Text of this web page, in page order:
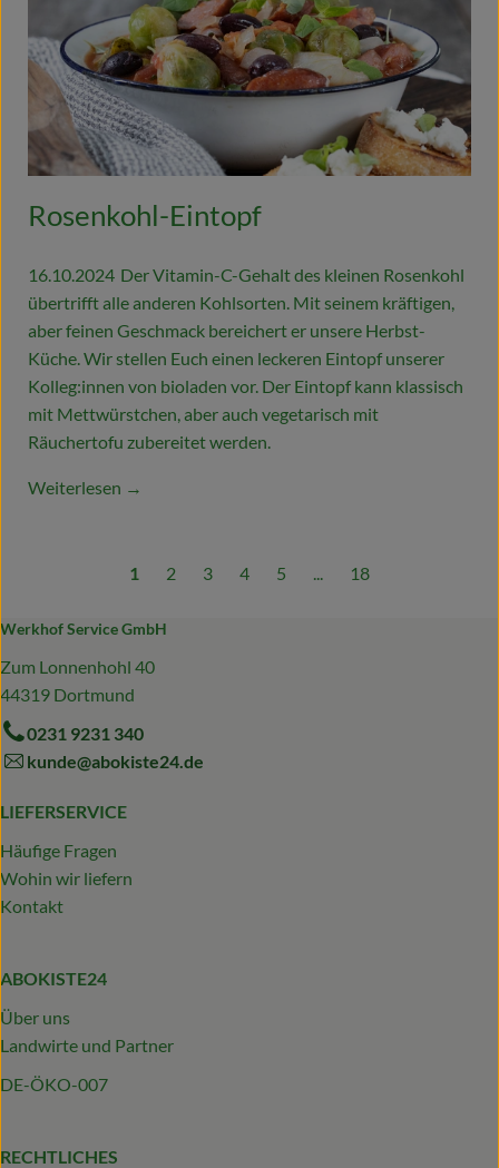
Rosenkohl-Eintopf
16.10.2024 Der Vitamin-C-Gehalt des kleinen Rosenkohl
übertrifft alle anderen Kohlsorten. Mit seinem kräftigen,
aber feinen Geschmack bereichert er unsere Herbst-
Küche. Wir stellen Euch einen leckeren Eintopf unserer
Kolleg:innen von bioladen vor. Der Eintopf kann klassisch
mit Mettwürstchen, aber auch vegetarisch mit
Räuchertofu zubereitet werden.
Weiterlesen →
1 2 3 4 5 ... 18
Werkhof Service GmbH
Zum Lonnenhohl 40
44319 Dortmund
0231 9231 340
kunde@abokiste24.de
LIEFERSERVICE
Häufige Fragen
Wohin wir liefern
Kontakt
ABOKISTE24
Über uns
Landwirte und Partner
DE-ÖKO-007
RECHTLICHES